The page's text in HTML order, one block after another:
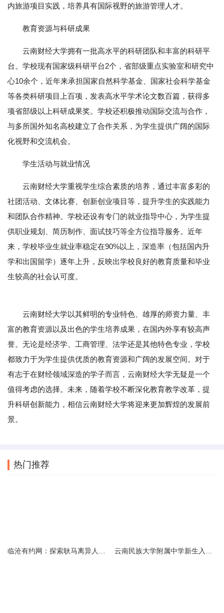
内旅游项目实践，培养具有国际视野的旅游管理人才。
教育资源与科研成果
云南财经大学拥有一批高水平的科研团队和丰富的科研平
台。学校现有国家级科研平台2个，省部级重点实验室和研究中
心10余个，近年来承担国家自然科学基金、国家社会科学基金
等各类科研项目上百项，发表高水平学术论文数百篇，获得多
项省部级以上科研成果奖。学校还积极推动国际交流与合作，
与多所国外知名高校建立了合作关系，为学生提供广阔的国际
化视野和交流机会。
学生活动与就业情况
云南财经大学重视学生综合素质的培养，通过丰富多彩的
社团活动、文体比赛、创新创业项目等，提升学生的实践能力
和团队合作精神。学校还设有专门的就业指导中心，为学生提
供职业规划、简历制作、面试技巧等全方位指导服务。近年
来，学校毕业生就业率稳定在90%以上，深造率（包括国内升
学和出国留学）逐年上升，反映出学校良好的教育质量和毕业
生较高的社会认可度。
云南财经大学以其鲜明的专业特色、雄厚的师资力量、丰
富的教育资源以及出色的学生培养成果，在国内外享有较高声
誉。无论是经济学、工商管理、法学还是其他特色专业，学校
都致力于为学生提供优质的教育资源和广阔的发展空间。对于
有志于在财经领域深造的学子而言，云南财经大学无疑是一个
值得考虑的选择。未来，随着学校不断深化教育教学改革，提
升科研创新能力，相信云南财经大学将迎来更加辉煌的发展前
景。
热门推荐